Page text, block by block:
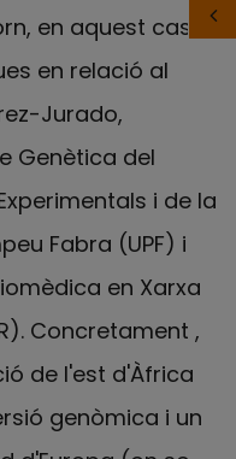
en aquest cas,
en relació al
Jurado,
Genètica del
i de la
Fabra (UPF) i
en Xarxa
Concretament ,
de l'est d'Àfrica
genòmica i un